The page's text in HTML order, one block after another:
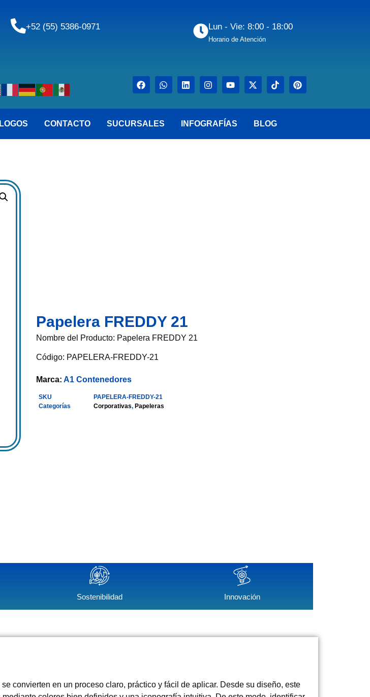
+52 (55) 5386-0971 Lun - Vie: 8:00 - 18:00
Horario de Atención
CONTACTO SUCURSALES INFOGRAFÍAS BLOG
Papelera FREDDY 21
Nombre del Producto: Papelera FREDDY 21
Código: PAPELERA-FREDDY-21
Marca: A1 Contenedores
SKU
PAPELERA-FREDDY-21
Categorías
Corporativas, Papeleras
Sostenibilidad Innovación
convierten en un proceso claro, práctico y fácil de aplicar. Desde su diseño, este